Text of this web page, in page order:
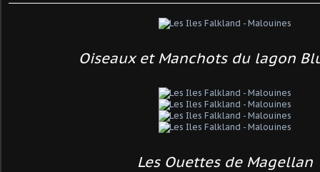
Oiseaux et Manchots du lagon
Les Ouettes de Magellan